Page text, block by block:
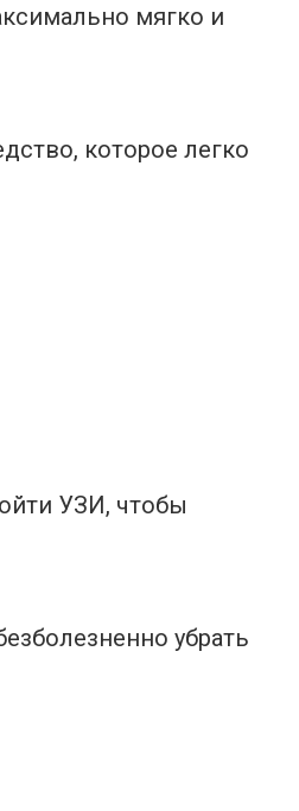
мягко и
которое легко
УЗИ, чтобы
убрать